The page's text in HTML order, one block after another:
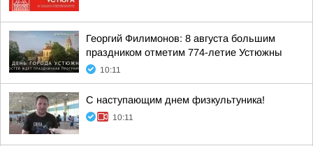
Георгий Филимонов: 8 августа большим
праздником отметим 774-летие Устюжны
10:11
С наступающим днем физкультуника!
10:11